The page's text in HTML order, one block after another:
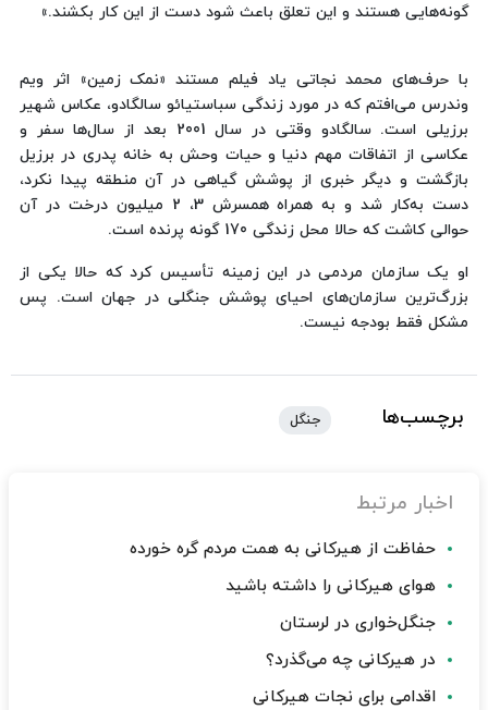
گونه‌هایی هستند و این تعلق باعث شود دست از این کار بکشند.»
با حرف‌های محمد نجاتی یاد فیلم مستند «نمک زمین» اثر ویم
وندرس می‌افتم که در مورد زندگی سباستیائو سالگادو، عکاس شهیر
برزیلی است. سالگادو وقتی در سال 2001 بعد از سال‌ها سفر و
عکاسی از اتفاقات مهم دنیا و حیات وحش به خانه پدری در برزیل
بازگشت و دیگر خبری از پوشش گیاهی در آن منطقه پیدا نکرد،
دست به‌کار شد و به همراه همسرش 3، 2 میلیون درخت در آن
حوالی کاشت که حالا محل زندگی 170 گونه پرنده است.
او یک سازمان مردمی در این زمینه تأسیس کرد که حالا یکی از
بزرگ‌ترین سازمان‌های احیای پوشش جنگلی در جهان است. پس
مشکل فقط بودجه نیست.
برچسب‌ها جنگل
اخبار مرتبط
حفاظت از هیرکانی به همت مردم گره خورده
هوای هیرکانی را داشته باشید
جنگل‌خواری در لرستان
در هیرکانی چه می‌گذرد؟
اقدامی برای نجات هیرکانی